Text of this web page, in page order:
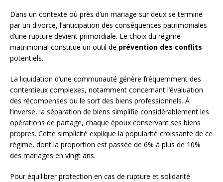
Dans un contexte où près d’un mariage sur deux se termine
par un divorce, l’anticipation des conséquences patrimoniales
d’une rupture devient primordiale. Le choix du régime
matrimonial constitue un outil de prévention des conflits
potentiels.
La liquidation d’une communauté génère fréquemment des
contentieux complexes, notamment concernant l’évaluation
des récompenses ou le sort des biens professionnels. À
l’inverse, la séparation de biens simplifie considérablement les
opérations de partage, chaque époux conservant ses biens
propres. Cette simplicité explique la popularité croissante de ce
régime, dont la proportion est passée de 6% à plus de 10%
des mariages en vingt ans.
Pour équilibrer protection en cas de rupture et solidarité